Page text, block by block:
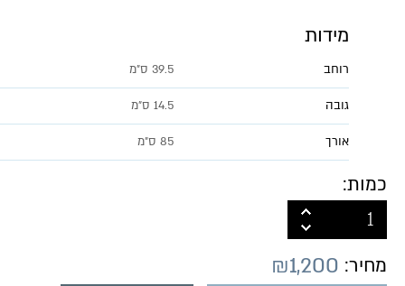
מידות
רוחב 39.5 ס״מ
גובה 14.5 ס״מ
אורך 85 ס״מ
כמות:
מחיר: ₪1,200